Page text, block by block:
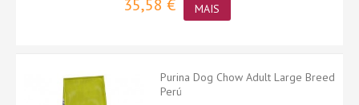
35,58 € MAIS
Purina Dog Chow Adult Large Breed
Perú